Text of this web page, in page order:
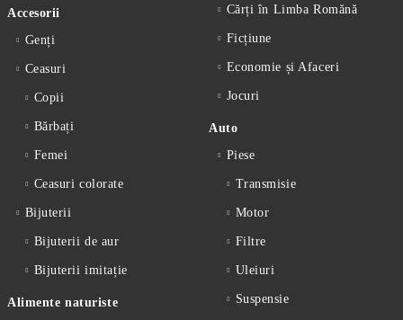
Accesorii
Genți
Ceasuri
Copii
Bărbați
Femei
Ceasuri colorate
Bijuterii
Bijuterii de aur
Bijuterii imitație
Alimente naturiste
Cărți în Limba Romănă
Ficțiune
Economie și Afaceri
Jocuri
Auto
Piese
Transmisie
Motor
Filtre
Uleiuri
Suspensie